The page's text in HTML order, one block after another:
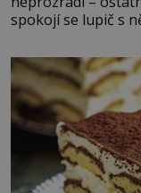
spokojí se lupič s
krutý. Jeho činy